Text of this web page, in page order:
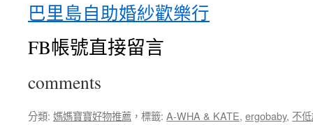
巴里島自助婚紗歡樂行
FB帳號直接留言
comments
分類: 媽媽寶寶好物推薦 ，標籤: A-WHA & KATE, ergobaby, 不